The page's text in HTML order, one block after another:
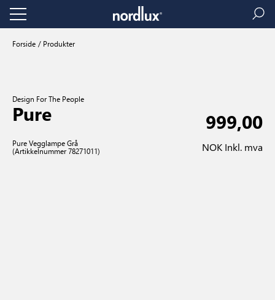
Forside Produkter
Design For The People
Pure
Pure Vegglampe Grå
(Artikkelnummer 78271011)
999,00
NOK Inkl. mva